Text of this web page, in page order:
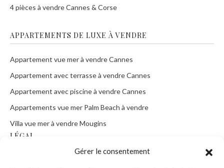
Gérer le consentement
4 pièces à vendre Cannes & Corse
APPARTEMENTS DE LUXE À VENDRE
Appartement vue mer à vendre Cannes
Appartement avec terrasse à vendre Cannes
Appartement avec piscine à vendre Cannes
Appartements vue mer Palm Beach à vendre
Villa vue mer à vendre Mougins
LÉGAL